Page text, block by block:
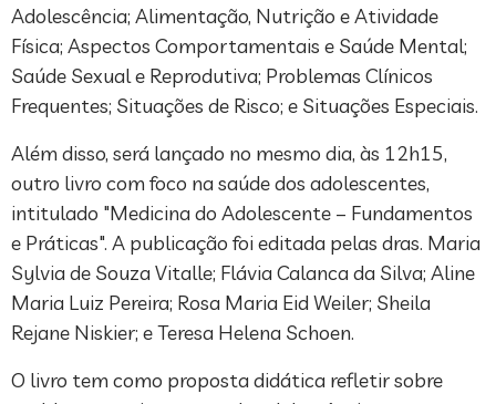
Adolescência; Alimentação, Nutrição e Atividade
Física; Aspectos Comportamentais e Saúde Mental;
Saúde Sexual e Reprodutiva; Problemas Clínicos
Frequentes; Situações de Risco; e Situações Especiais.
Além disso, será lançado no mesmo dia, às 12h15,
outro livro com foco na saúde dos adolescentes,
intitulado "Medicina do Adolescente – Fundamentos
e Práticas". A publicação foi editada pelas dras. Maria
Sylvia de Souza Vitalle; Flávia Calanca da Silva; Aline
Maria Luiz Pereira; Rosa Maria Eid Weiler; Sheila
Rejane Niskier; e Teresa Helena Schoen.
O livro tem como proposta didática refletir sobre